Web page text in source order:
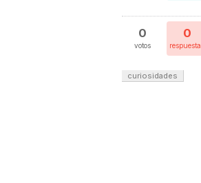
0
votos
0
curiosidades